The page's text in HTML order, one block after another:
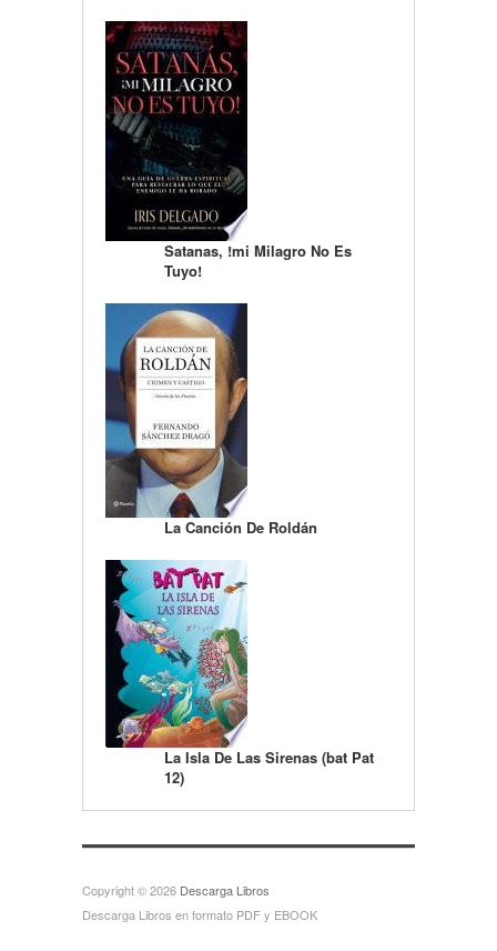
Satanas, !mi Milagro No Es
Tuyo!
La Canción De Roldán
La Isla De Las Sirenas (bat Pat
12)
Copyright © 2026 Descarga Libros
Descarga Libros en formato PDF y EBOOK